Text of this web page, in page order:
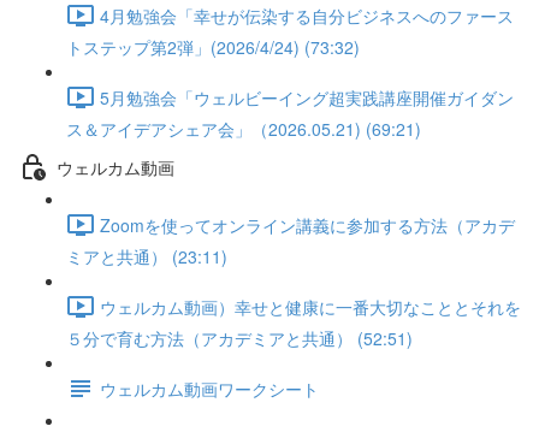
4月勉強会「幸せが伝染する自分ビジネスへのファース
トステップ第2弾」(2026/4/24) (73:32)
5月勉強会「ウェルビーイング超実践講座開催ガイダン
ス＆アイデアシェア会」（2026.05.21) (69:21)
ウェルカム動画
Zoomを使ってオンライン講義に参加する方法（アカデ
ミアと共通） (23:11)
ウェルカム動画）幸せと健康に一番大切なこととそれを
５分で育む方法（アカデミアと共通） (52:51)
ウェルカム動画ワークシート